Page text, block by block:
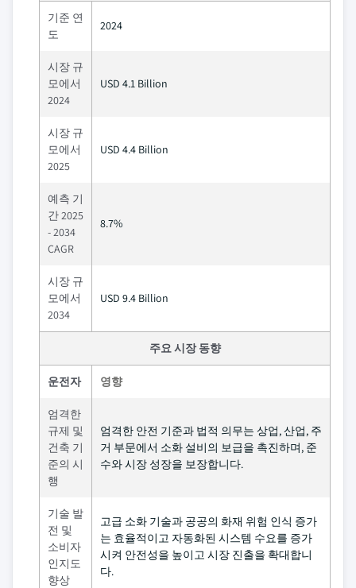
기준 연
도
2024
시장 규
모에서
2024
USD 4.1 Billion
시장 규
모에서
2025
USD 4.4 Billion
예측 기
간 2025
- 2034
CAGR
8.7%
시장 규
모에서
2034
USD 9.4 Billion
주요 시장 동향
운전자 영향
엄격한
규제 및
건축 기
준의 시
행
엄격한 안전 기준과 법적 의무는 상업, 산업, 주
거 부문에서 소화 설비의 보급을 촉진하며, 준
수와 시장 성장을 보장합니다.
기술 발
전 및
소비자
인지도
향상
고급 소화 기술과 공공의 화재 위험 인식 증가
는 효율적이고 자동화된 시스템 수요를 증가
시켜 안전성을 높이고 시장 진출을 확대합니
다.